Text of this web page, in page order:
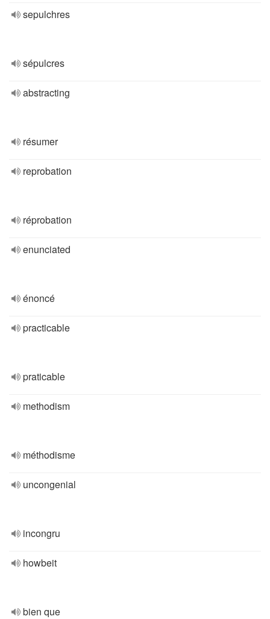
sepulchres
sépulcres
abstracting
résumer
reprobation
réprobation
enunciated
énoncé
practicable
praticable
methodism
méthodisme
uncongenial
incongru
howbeit
bien que